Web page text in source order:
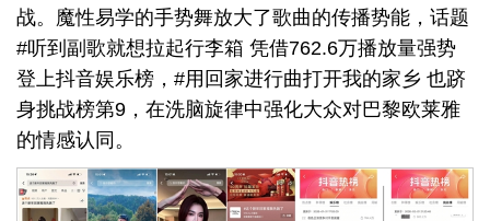
战。魔性易学的手势舞放大了歌曲的传播势能，话题
#听到副歌就想拉起行李箱 凭借762.6万播放量强势
登上抖音娱乐榜，#用回家进行曲打开我的家乡 也跻
身挑战榜第9，在洗脑旋律中强化大众对巴黎欧莱雅
的情感认同。